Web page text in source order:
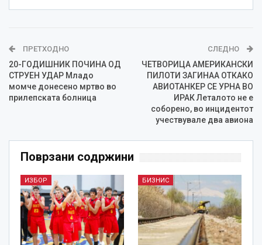
ПРЕТХОДНО
20-ГОДИШНИК ПОЧИНА ОД
СТРУЕН УДАР Младо
момче донесено мртво во
прилепската болница
СЛЕДНО
ЧЕТВОРИЦА АМЕРИКАНСКИ
ПИЛОТИ ЗАГИНАА ОТКАКО
АВИОТАНКЕР СЕ УРНА ВО
ИРАК Леталото не е
соборено, во инцидентот
учествувале два авиона
Поврзани содржини
ИЗБОР БИЗНИС